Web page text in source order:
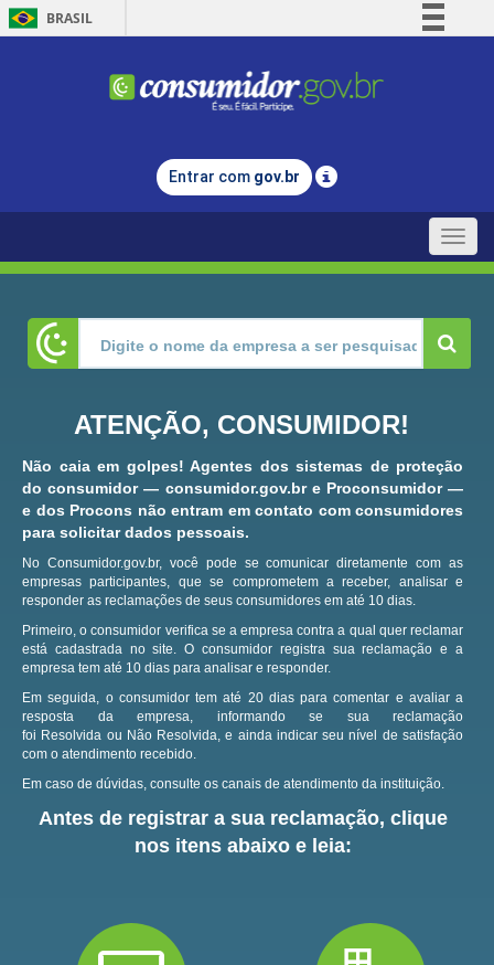
BRASIL
Comunica BR
Legislação
Entrar com gov.br
Toggle
ATENÇÃO, CONSUMIDOR!
Não caia em golpes! Agentes dos sistemas de proteção
do consumidor — consumidor.gov.br e Proconsumidor —
e dos Procons não entram em contato com consumidores
para solicitar dados pessoais.
No Consumidor.gov.br, você pode se comunicar diretamente com as
empresas participantes, que se comprometem a receber, analisar e
responder as reclamações de seus consumidores em até 10 dias.
Primeiro, o consumidor verifica se a empresa contra a qual quer reclamar
está cadastrada no site.O consumidor registra sua reclamação e a
empresa tem até 10 dias para analisar e responder.
Em seguida, o consumidor tem até 20 dias para comentar e avaliar a
resposta da empresa, informando se sua reclamação
foi Resolvida ou Não Resolvida, e ainda indicar seu nível de satisfação
com o atendimento recebido.
Em caso de dúvidas, consulte os canais de atendimento da instituição.
Antes de registrar a sua reclamação, clique
nos itens abaixo e leia: